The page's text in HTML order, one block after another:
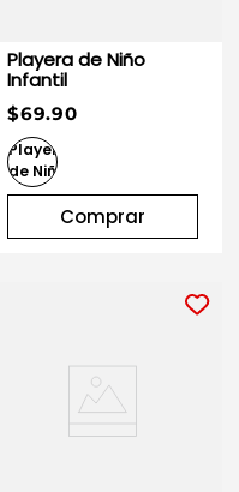
Playera de Niño
Infantil
$69.90
Comprar